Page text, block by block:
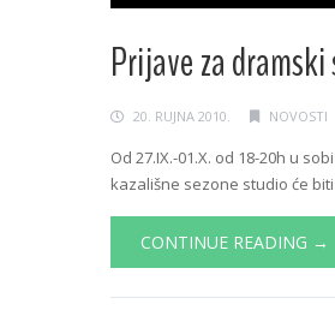
Prijave za
20. RUJNA 2010. NOVOSTI
Od 27.IX.-01.X. od 18-20h u
kazališne sezone studio će
CONTINUE READING →